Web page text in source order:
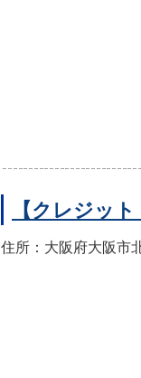
【クレジッ
住所：大阪府大阪市